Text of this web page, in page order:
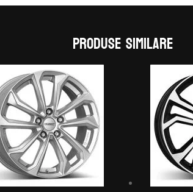
Produse similare